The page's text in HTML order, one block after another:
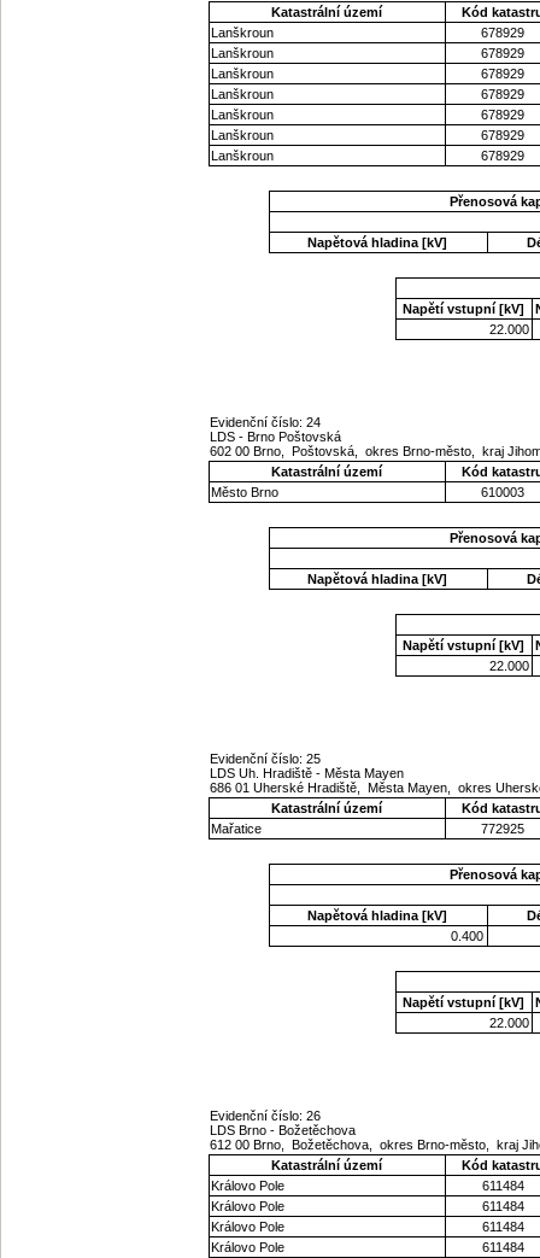
Katastrální území
Kód
Lanškroun
678929
Lanškroun
678929
Lanškroun
678929
Lanškroun
678929
Lanškroun
678929
Lanškroun
678929
Lanškroun
678929
Přenosová
Napětová hladina [kV]
Napětí vstupní [kV]
22.000
Evidenční číslo: 24
LDS - Brno Poštovská
602 00 Brno, Poštovská, okres Brno-město, kraj
Katastrální území
Kód
Město Brno
610003
Přenosová
Napětová hladina [kV]
Napětí vstupní [kV]
22.000
Evidenční číslo: 25
LDS Uh. Hradiště - Města Mayen
686 01 Uherské Hradiště, Města Mayen, okres
Katastrální území
Kód
Mařatice
772925
Přenosová
Napětová hladina [kV]
0.400
Napětí vstupní [kV]
22.000
Evidenční číslo: 26
LDS Brno - Božetěchova
612 00 Brno, Božetěchova, okres Brno-město, kraj
Katastrální území
Kód
Královo Pole
611484
Královo Pole
611484
Královo Pole
611484
Královo Pole
611484